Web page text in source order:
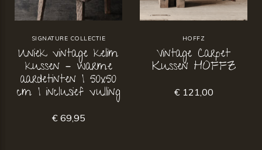
SIGNATURE COLLECTIE
Uniek vintage kelim
kussen – warme
aardetinten | 50x50
cm | inclusief vulling
€ 69,95
HOFFZ
Vintage Carpet
Kussen HOFFZ
€ 121,00